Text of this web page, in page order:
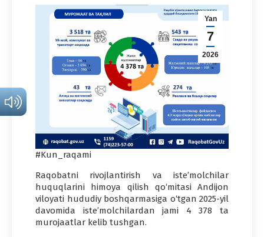
Yan
7
2026
#Kun_raqami
Raqobatni rivojlantirish va iste’molchilar
huquqlarini himoya qilish qo‘mitasi Andijon
viloyati hududiy boshqarmasiga o‘tgan 2025-yil
davomida iste’molchilardan jami 4 378 ta
murojaatlar kelib tushgan.